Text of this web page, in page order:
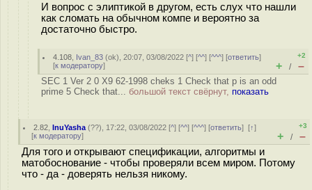
И вопрос с элиптикой в другом, есть слух что нашли
как сломать на обычном компе и вероятно за
достаточно быстро.
4.108 Ivan_83 (ok), 20:07, 03/08/2022 [^] [^^] [^^^] [ответить]
[к модератору]
+2
+ / –
SEC 1 Ver 2 0 X9 62-1998 cheks 1 Check that p is an odd
prime 5 Check that... большой текст свёрнут, показать
2.82 ,InuYasha (??), 17:22, 03/08/2022 [^] [^^] [^^^] [ответить][↑]
[к модератору]
+3
+ / –
Для того и открывают спецификации, алгоритмы и
матобоснование - чтобы проверяли всем миром. Потому
что - да - доверять нельзя никому.